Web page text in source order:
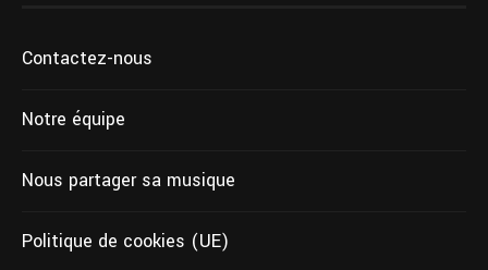
Contactez-nous
Notre équipe
Nous partager sa musique
Politique de cookies (UE)